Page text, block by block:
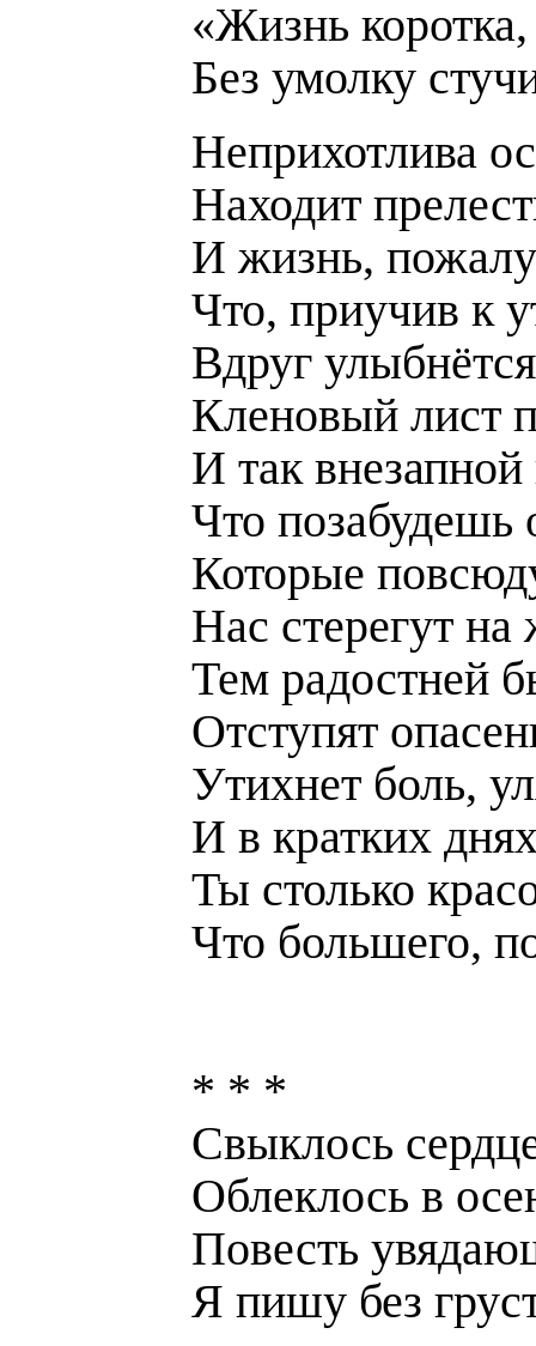
«Жизнь
Без умолку
Неприхотлива
Находит
И жизнь,
Что, приучив к
Вдруг
Кленовый лист
И так
Что
Которые
Нас стерегут
Тем радостней
Отступят
Утихнет боль,
И в кратких
Ты столько
Что большего,
* * *
Свыклось
Облеклось в
Повесть
Я пишу без